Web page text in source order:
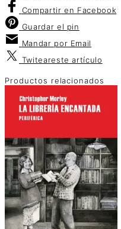
Compartir en Facebook
Guardar el pin
Mandar por Email
Twiteareste artículo
Productos relacionados